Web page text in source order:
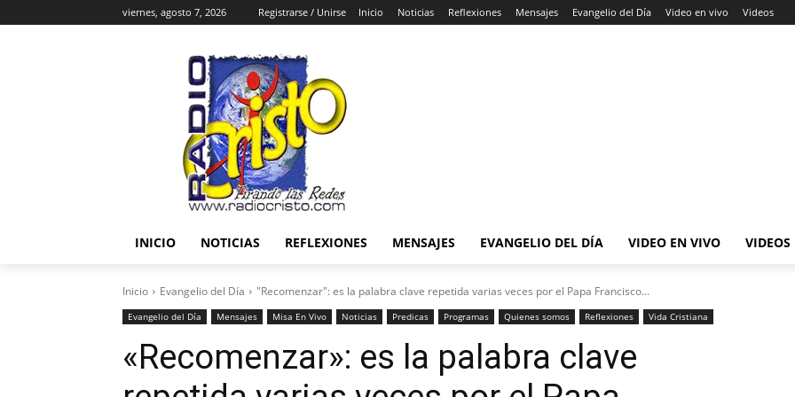
viernes, agosto 7, 2026 Registrarse / Unirse Inicio Noticias Reflexiones Mensajes Evangelio del Día Video en vivo Videos
INICIO NOTICIAS REFLEXIONES MENSAJES EVANGELIO DEL DÍA VIDEO EN VIVO VIDEOS
Inicio Evangelio del Día "Recomenzar": es la palabra clave repetida varias veces por el Papa Francisco...
Evangelio del Día Mensajes Misa En Vivo Noticias Predicas Programas Quienes somos Reflexiones Vida Cristiana
«Recomenzar»: es la palabra clave